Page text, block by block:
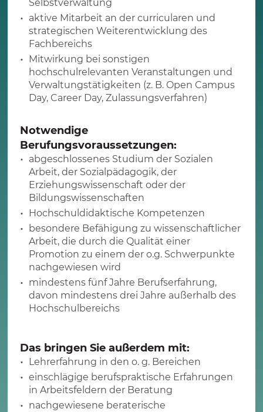
Selbstverwaltung
aktive Mitarbeit an der curricularen und
strategischen Weiterentwicklung des
Fachbereichs
Mitwirkung bei sonstigen
hochschulrelevanten Veranstaltungen und
Verwaltungstätigkeiten (z. B. Open Campus
Day, Career Day, Zulassungsverfahren)
Notwendige
Berufungsvoraussetzungen:
abgeschlossenes Studium der Sozialen
Arbeit, der Sozialpädagogik, der
Erziehungswissenschaft oder der
Bildungswissenschaften
Hochschuldidaktische Kompetenzen
besondere Befähigung zu wissenschaftlicher
Arbeit, die durch die Qualität einer
Promotion zu einem der o.g. Schwerpunkte
nachgewiesen wird
mindestens fünf Jahre Berufserfahrung,
davon mindestens drei Jahre außerhalb des
Hochschulbereichs
Das bringen Sie außerdem mit:
Lehrerfahrung in den o. g. Bereichen
einschlägige berufspraktische Erfahrungen
in Arbeitsfeldern der Beratung
nachgewiesene beraterische